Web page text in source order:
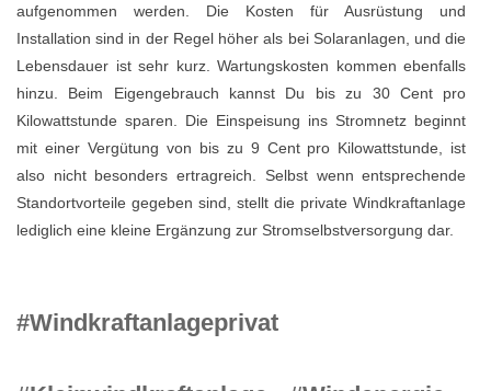
aufgenommen werden. Die Kosten für Ausrüstung und
Installation sind in der Regel höher als bei Solaranlagen, und die
Lebensdauer ist sehr kurz. Wartungskosten kommen ebenfalls
hinzu. Beim Eigengebrauch kannst Du bis zu 30 Cent pro
Kilowattstunde sparen. Die Einspeisung ins Stromnetz beginnt
mit einer Vergütung von bis zu 9 Cent pro Kilowattstunde, ist
also nicht besonders ertragreich. Selbst wenn entsprechende
Standortvorteile gegeben sind, stellt die private Windkraftanlage
lediglich eine kleine Ergänzung zur Stromselbstversorgung dar.
#Windkraftanlageprivat